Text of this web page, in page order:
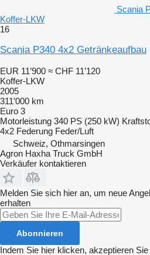
Scania
Koffer-LKW
16
Scania P340 4x2 Getränkeaufbau
EUR 11’900 ≈ CHF 11’120
Koffer-LKW
2005
311’000 km
Euro 3
Motorleistung 340 PS (250 kW)
4x2 Federung Feder/Luft
Schweiz, Othmarsingen
Agron Haxha Truck GmbH
Verkäufer kontaktieren
Melden Sie sich hier an, um neue
erhalten
Abonnieren
Indem Sie hier klicken, akzeptieren